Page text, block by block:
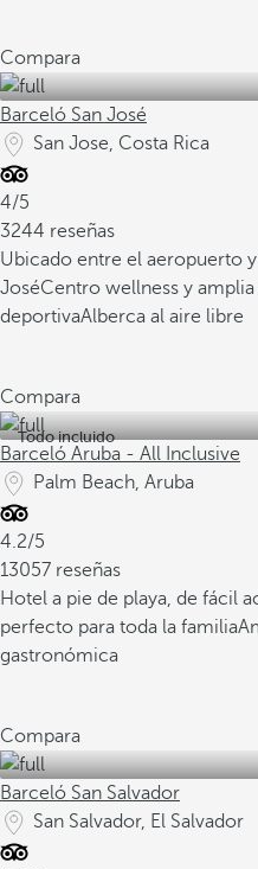
Compara
Barceló San José
San Jose, Costa Rica
4/5
3244 reseñas
Ubicado entre el aeropuerto
JoséCentro wellness y
deportivaAlberca al aire libre
Compara
Todo incluido
Barceló Aruba - All Inclusive
Palm Beach, Aruba
4.2/5
13057 reseñas
Hotel a pie de playa, de fácil
perfecto para toda la familia
gastronómica
Compara
Barceló San Salvador
San Salvador, El Salvador